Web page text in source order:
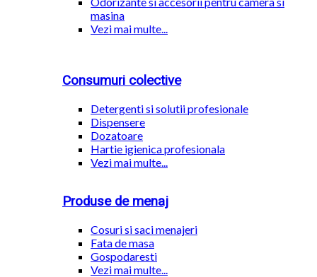
masina
Vezi mai multe...
Consumuri colective
Detergenti si solutii profesionale
Dispensere
Dozatoare
Hartie igienica profesionala
Vezi mai multe...
Produse de menaj
Cosuri si saci menajeri
Fata de masa
Gospodaresti
Vezi mai multe...